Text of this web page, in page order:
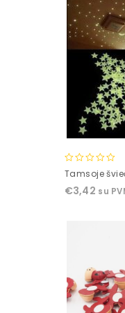
0
of
Tamsoje
€3,42 su